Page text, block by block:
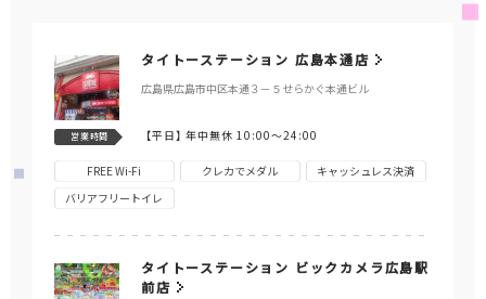
タイトーステーション 広島本通店
広島県広島市中区本通３－５せらかぐ本通ビル
営業時間 【平日】年中無休 10:00～24:00
FREE Wi-Fi クレカでメダル
キャッシュレス決済
バリアフリートイレ
タイトーステーション ビックカメラ広島駅
前店